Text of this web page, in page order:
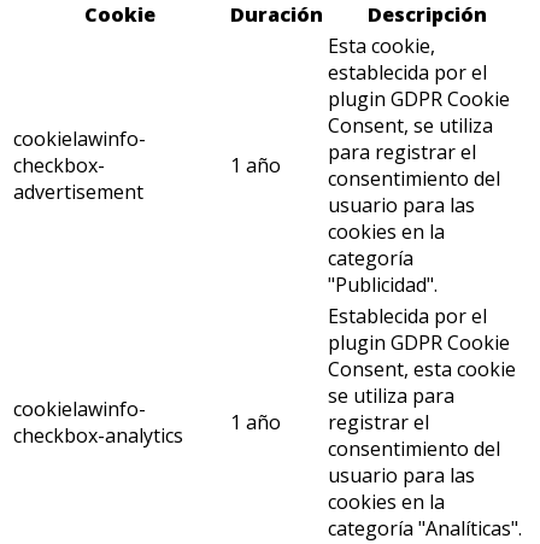
Cookie
Duración Descripción
cookielawinfo-
checkbox-
advertisement
1 año
Esta cookie,
establecida por el
plugin GDPR Cookie
Consent, se utiliza
para registrar el
consentimiento del
usuario para las
cookies en la
categoría
"Publicidad".
cookielawinfo-
checkbox-analytics
1 año
Establecida por el
plugin GDPR Cookie
Consent, esta cookie
se utiliza para
registrar el
consentimiento del
usuario para las
cookies en la
categoría "Analíticas".